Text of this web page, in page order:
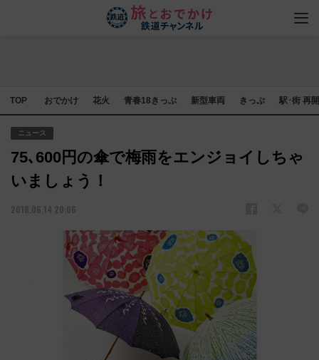
TOP おでかけ 花火 青春18きっぷ 新型車両 きっぷ 駅･街 再
ニュース
75､600円の傘で梅雨をエンジョイしちゃ
いましょう！
2018.06.14 20:06